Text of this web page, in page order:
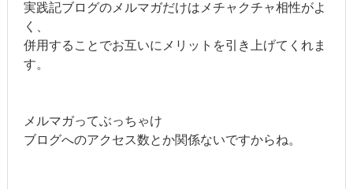
実践記ブログのメルマガだけはメチャクチャ相性がよ
く、
併用することでお互いにメリットを引き上げてくれま
す。
メルマガってぶっちゃけ
ブログへのアクセス数とか関係ないですからね。